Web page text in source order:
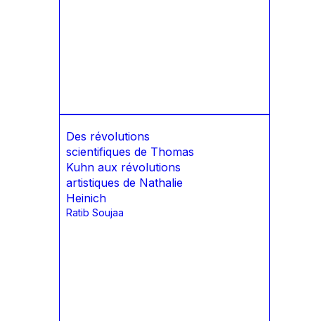
Des révolutions
scientifiques de Thomas
Kuhn aux révolutions
artistiques de Nathalie
Heinich
Ratib Soujaa